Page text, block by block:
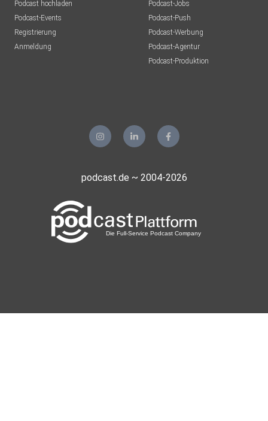
Podcast hochladen
Podcast-Events
Registrierung
Anmeldung
Podcast-Jobs
Podcast-Push
Podcast-Werbung
Podcast-Agentur
Podcast-Produktion
podcast.de ~ 2004-2026